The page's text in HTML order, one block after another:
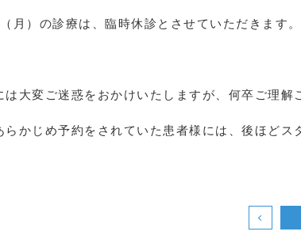
月）の診療は、臨時休診とさせていただきます。
は大変ご迷惑をおかけいたしますが、何卒ご理解
らかじめ予約をされていた患者様には、後ほどス